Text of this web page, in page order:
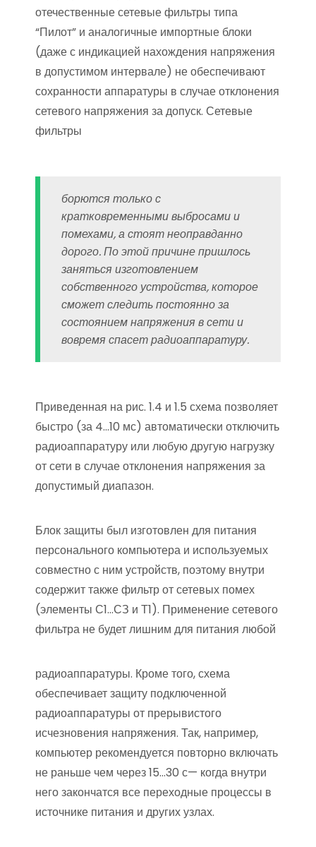
отечественные сетевые фильтры типа
“Пилот” и аналогичные импортные блоки
(даже с индикацией нахождения напряжения
в допустимом интервале) не обеспечивают
сохранности аппаратуры в случае отклонения
сетевого напряжения за допуск. Сетевые
фильтры
борются только с
кратковременными выбросами и
помехами, а стоят неоправданно
дорого. По этой причине пришлось
заняться изготовлением
собственного устройства, которое
сможет следить постоянно за
состоянием напряжения в сети и
вовремя спасет радиоаппаратуру.
Приведенная на рис. 1.4 и 1.5 схема позволяет
быстро (за 4…10 мс) автоматически отключить
радиоаппаратуру или любую другую нагрузку
от сети в случае отклонения напряжения за
допустимый диапазон.
Блок защиты был изготовлен для питания
персонального компьютера и используемых
совместно с ним устройств, поэтому внутри
содержит также фильтр от сетевых помех
(элементы С1…СЗ и Т1). Применение сетевого
фильтра не будет лишним для питания любой
радиоаппаратуры. Кроме того, схема
обеспечивает защиту подключенной
радиоаппаратуры от прерывистого
исчезновения напряжения. Так, например,
компьютер рекомендуется повторно включать
не раньше чем через 15…30 с— когда внутри
него закончатся все переходные процессы в
источнике питания и других узлах.